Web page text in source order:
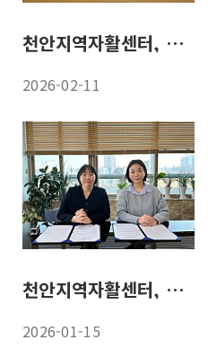
천안지역자활센터, 천안도우누리재가노인복지센터와 청결·위생 협력 이어가
2026-02-11
천안지역자활센터, 충남농아인협회 천안시지회와 업무협약 체결
2026-01-15